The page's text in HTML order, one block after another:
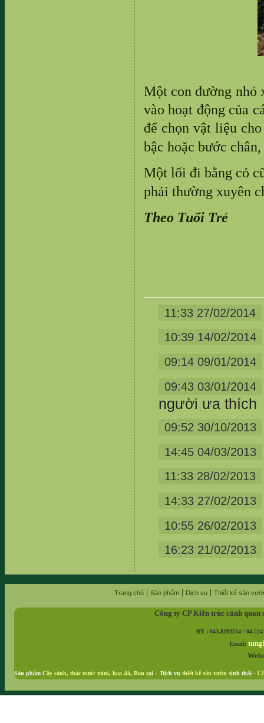
Một con đường nhỏ
vào hoạt động của
để chọn vật liệu
bậc hoặc bước
Một lối đi bằng cỏ
phải thường xuyên
Theo Tuổi Trẻ
11:33 27/02/2014
10:39 14/02/2014
09:14 09/01/2014
09:43 03/01/2014
người ưa thích
09:52 30/10/2013
14:45 04/03/2013
11:33 28/02/2013
14:33 27/02/2013
10:55 26/02/2013
16:23 21/02/2013
Trang chủ Sản phẩm Dịch vụ Thiết kế sân
Công ty CP Kiến trúc cảnh
ĐT : 043.8293534 /
Email:
Sản phẩm Cây cảnh, thác nước mini, hoa đá, Bon sai - Dịch vụ thiết kế sân vườn sinh thái -